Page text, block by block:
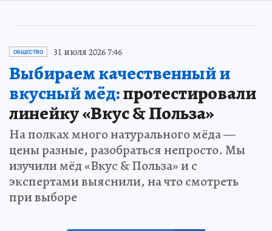
ОБЩЕСТВО 31 июля 2026 7:46
Выбираем качественный и
вкусный мёд:протестировали
линейку «Вкус & Польза»
На полках много натурального мёда —
цены разные, разобраться непросто. Мы
изучили мёд «Вкус & Польза» и с
экспертами выяснили, на что смотреть
при выборе